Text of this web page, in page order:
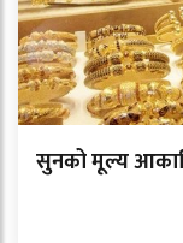
सुनको मूल्य